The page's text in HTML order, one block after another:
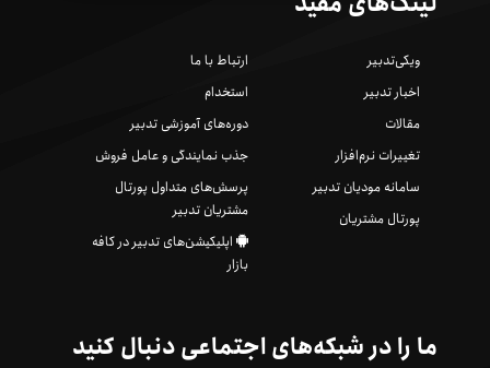
ویکی‌تدبیر
اخبار تدبیر
مقالات
تغییرات نرم‌افزار
سامانه مودیان تدبیر
پورتال مشتریان
ارتباط با ما
استخدام
دوره‌های آموزشی تدبیر
جذب نمایندگی و عامل فروش
پرسش‌های متداول پورتال
مشتریان تدبیر
اپلیکیشن‌های تدبیر در کافه
بازار
ما را در شبکه‌های اجتماعی دنبال کنید